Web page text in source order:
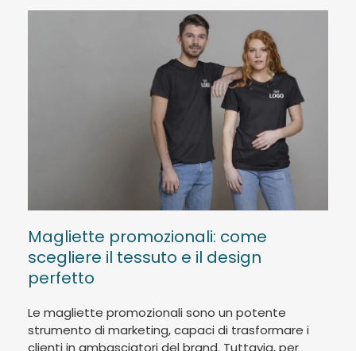
Magliette promozionali: come
scegliere il tessuto e il design
perfetto
Le magliette promozionali sono un potente
strumento di marketing, capaci di trasformare i
clienti in ambasciatori del brand. Tuttavia, per